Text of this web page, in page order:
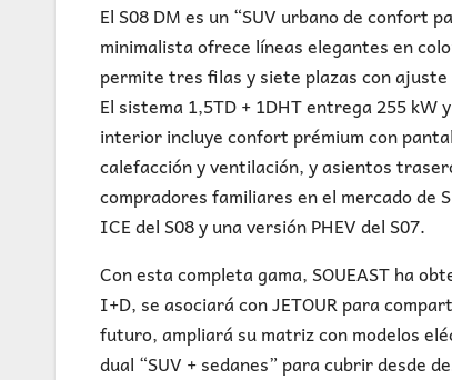
El S08 DM es un “SUV urbano de confort
minimalista ofrece líneas elegantes en
permite tres filas y siete plazas con
El sistema 1,5TD + 1DHT entrega 255 kW
interior incluye confort prémium con
calefacción y ventilación, y asientos
compradores familiares en el mercado de
ICE del S08 y una versión PHEV del S07.
Con esta completa gama, SOUEAST ha
I+D, se asociará con JETOUR para
futuro, ampliará su matriz con modelos
dual “SUV + sedanes” para cubrir desde